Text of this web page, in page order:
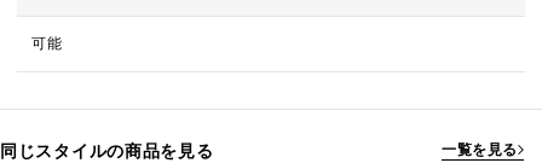
可能
同じスタイルの商品を見る 一覧を見る